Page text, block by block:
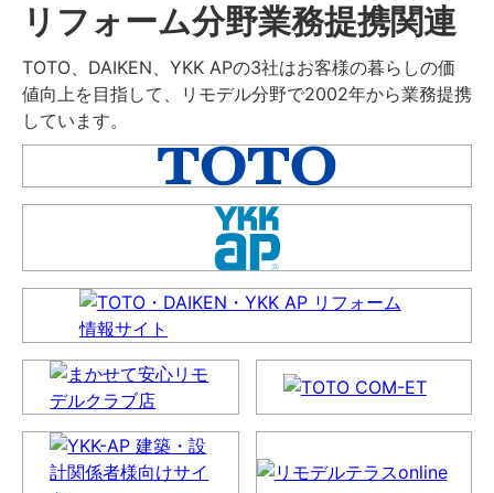
リフォーム分野業務提携関連
TOTO、DAIKEN、YKK APの3社はお客様の暮らしの価
値向上を目指して、リモデル分野で2002年から業務提携
しています。